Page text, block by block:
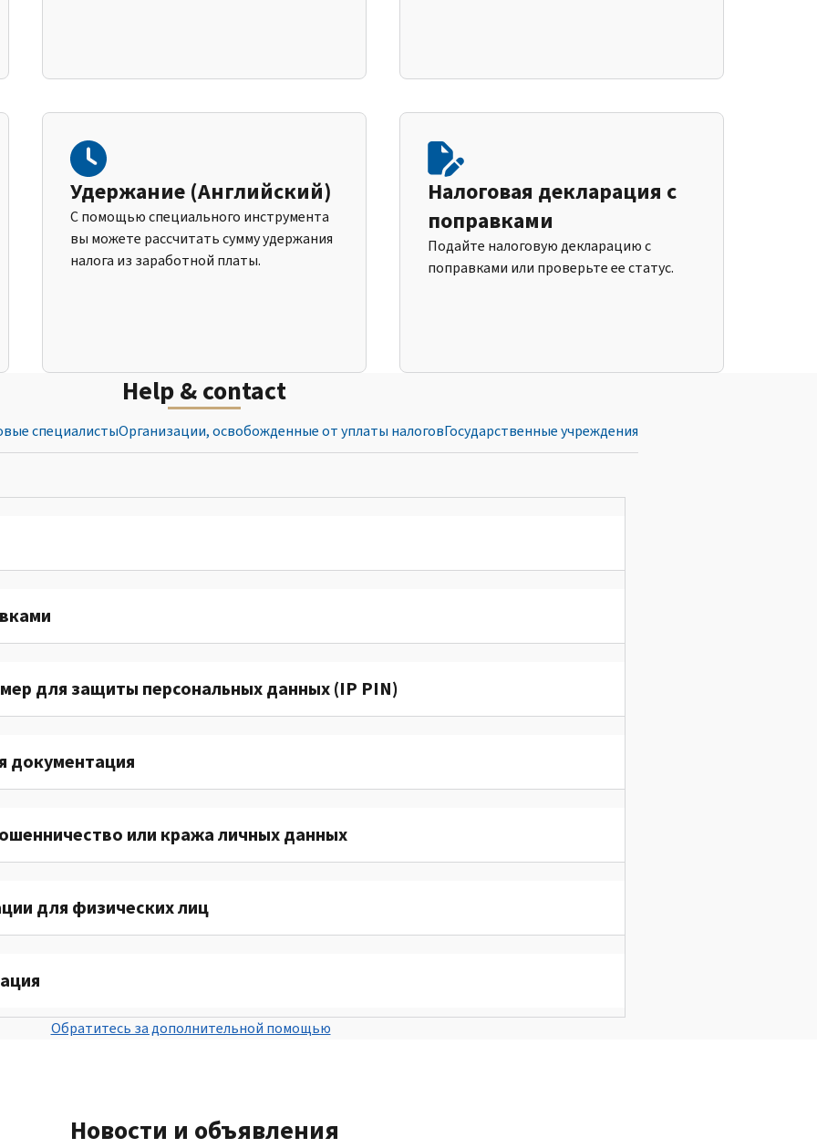
Удержание (Английский)
С помощью специального инструмента
вы можете рассчитать сумму удержания
налога из заработной платы.
Налоговая декларация с
поправками
Подайте налоговую декларацию с
поправками или проверьте ее статус.
Help & contact
специалистыОрганизации, освобожденные от уплаты налоговГосударственные учреждения
для защиты персональных данных (IP PIN)
документация
или кража личных данных
для физических лиц
Обратитесь за дополнительной помощью
Новости и объявления